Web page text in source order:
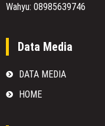
Wahyu: 08985639746
Data Media
DATA MEDIA
HOME